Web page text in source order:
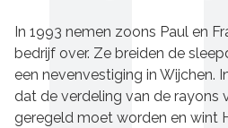
In 1993 nemen zoons Paul en
bedrijf over. Ze breiden de
een nevenvestiging in Wijchen.
dat de verdeling van de rayons
geregeld moet worden en wint